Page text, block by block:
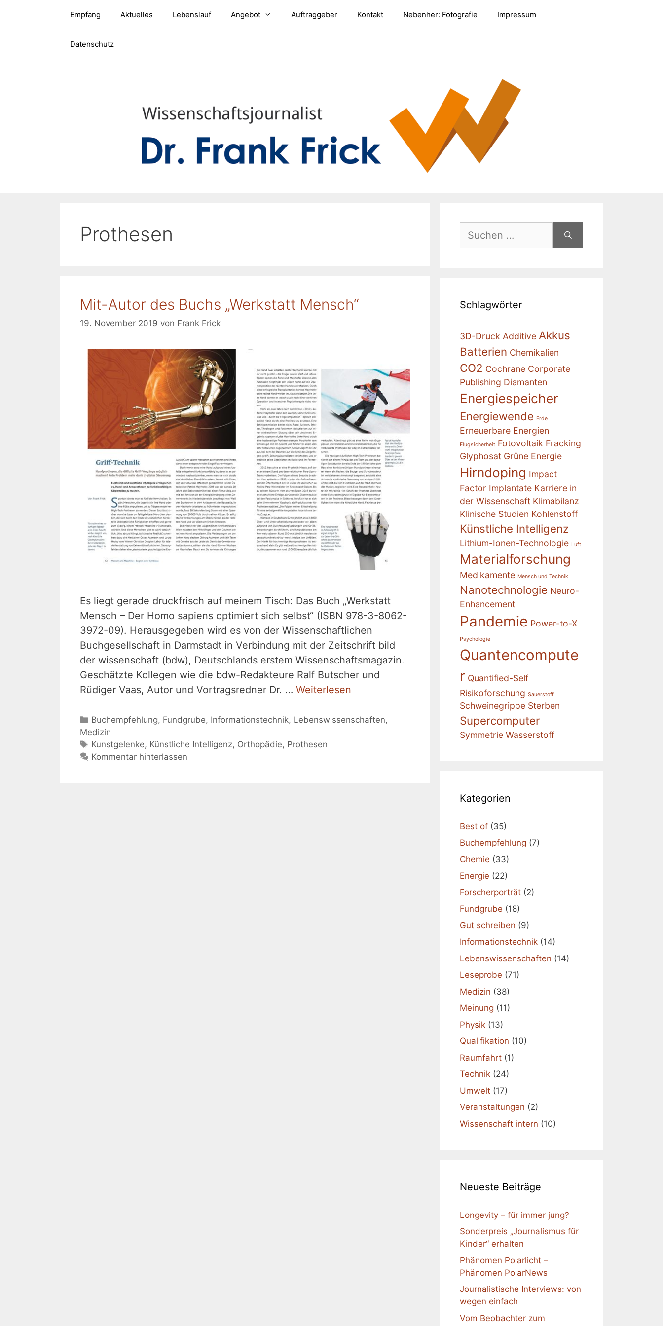
Empfang Aktuelles Lebenslauf Angebot Auftraggeber Kontakt Nebenher: Fotografie Impressum
Datenschutz
Prothesen
Mit-Autor des Buchs „Werkstatt Mensch“
19. November 2019 von Frank Frick
Es liegt gerade druckfrisch auf meinem Tisch: Das Buch „Werkstatt
Mensch – Der Homo sapiens optimiert sich selbst“ (ISBN 978-3-8062-
3972-09). Herausgegeben wird es von der Wissenschaftlichen
Buchgesellschaft in Darmstadt in Verbindung mit der Zeitschrift bild
der wissenschaft (bdw), Deutschlands erstem Wissenschaftsmagazin.
Geschätzte Kollegen wie die bdw-Redakteure Ralf Butscher und
Rüdiger Vaas, Autor und Vortragsredner Dr. … Weiterlesen
Kategorien
Buchempfehlung, Fundgrube, Informationstechnik, Lebenswissenschaften,
Medizin
Schlagwörter
Kunstgelenke, Künstliche Intelligenz, Orthopädie, Prothesen
Kommentar hinterlassen
nach:
Schlagwörter
3D-Druck Additive Akkus
Batterien Chemikalien
CO2 Cochrane Corporate
Publishing Diamanten
Energiespeicher
Energiewende Erde
Erneuerbare Energien
Flugsicherheit Fotovoltaik Fracking
Glyphosat Grüne Energie
Hirndoping Impact
Factor Implantate Karriere in
der Wissenschaft Klimabilanz
Klinische Studien Kohlenstoff
Künstliche Intelligenz
Lithium-Ionen-Technologie Luft
Materialforschung
Medikamente Mensch und Technik
Nanotechnologie Neuro-
Enhancement
Pandemie Power-to-X
Psychologie
Quantencompute
r Quantified-Self
Risikoforschung Sauerstoff
Schweinegrippe Sterben
Supercomputer
Symmetrie Wasserstoff
Kategorien
Best of (35)
Buchempfehlung (7)
Chemie (33)
Energie (22)
Forscherporträt (2)
Fundgrube (18)
Gut schreiben (9)
Informationstechnik (14)
Lebenswissenschaften (14)
Leseprobe (71)
Medizin (38)
Meinung (11)
Physik (13)
Qualifikation (10)
Raumfahrt (1)
Technik (24)
Umwelt (17)
Veranstaltungen (2)
Wissenschaft intern (10)
Neueste Beiträge
Longevity – für immer jung?
Sonderpreis „Journalismus für
Kinder“ erhalten
Phänomen Polarlicht –
Phänomen PolarNews
Journalistische Interviews: von
wegen einfach
Vom Beobachter zum